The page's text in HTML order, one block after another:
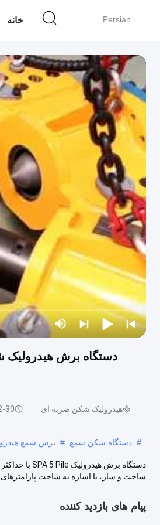
Persian خانه
هیدرولیک شکن ضربه ای 30
# دستگاه شکن شمع # برش شمع
ساخت و ساز، با اشاره به ساخت
پیام های بازدید کننده